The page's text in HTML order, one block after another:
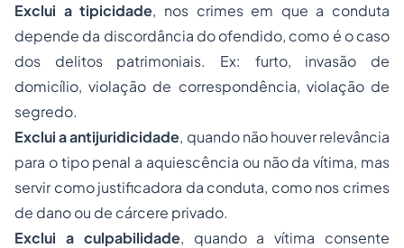
Exclui a tipicidade, nos crimes em que a conduta
depende da discordância do ofendido, como é o caso
dos delitos patrimoniais. Ex: furto, invasão de
domicílio, violação de correspondência, violação de
segredo.
Exclui a antijuridicidade, quando não houver relevância
para o tipo penal a aquiescência ou não da vítima, mas
servir como justificadora da conduta, como nos crimes
de dano ou de cárcere privado.
Exclui a culpabilidade, quando a vítima consente